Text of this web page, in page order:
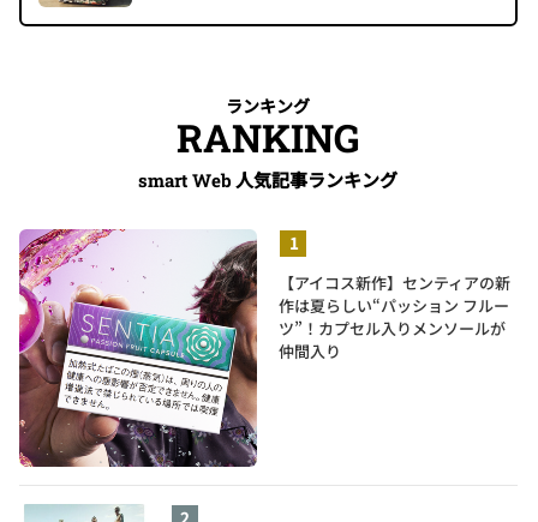
ランキング
RANKING
smart Web 人気記事ランキング
【アイコス新作】センティアの新
作は夏らしい“パッション フルー
ツ”！カプセル入りメンソールが
仲間入り